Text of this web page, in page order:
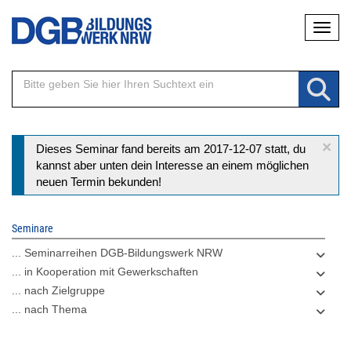
Direkt
Inhalt
×
Statusmeldung
Dieses Seminar fand bereits am 2017-12-07 statt, du
kannst aber unten dein Interesse an einem möglichen
neuen Termin bekunden!
Seminare
... Seminarreihen DGB-Bildungswerk NRW
... in Kooperation mit Gewerkschaften
... nach Zielgruppe
... nach Thema